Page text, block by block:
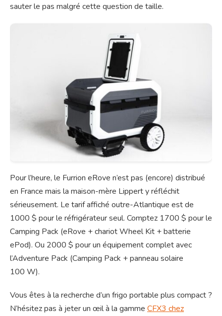
sauter le pas malgré cette question de taille.
Pour l’heure, le Furrion eRove n’est pas (encore) distribué
en France mais la maison-mère Lippert y réfléchit
sérieusement. Le tarif affiché outre-Atlantique est de
1000 $ pour le réfrigérateur seul. Comptez 1700 $ pour le
Camping Pack (eRove + chariot Wheel Kit + batterie
ePod). Ou 2000 $ pour un équipement complet avec
l’Adventure Pack (Camping Pack + panneau solaire
100 W).
Vous êtes à la recherche d’un frigo portable plus compact ?
N’hésitez pas à jeter un œil à la gamme CFX3 chez